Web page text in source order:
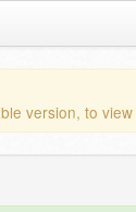
version, to view